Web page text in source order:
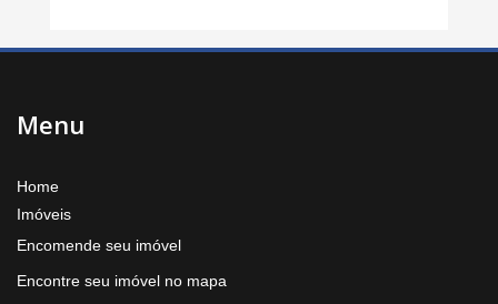
Menu
Home
Imóveis
Encomende seu imóvel
Encontre seu imóvel no mapa